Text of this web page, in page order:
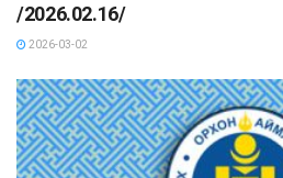
/2026.02.16/
2026-03-02